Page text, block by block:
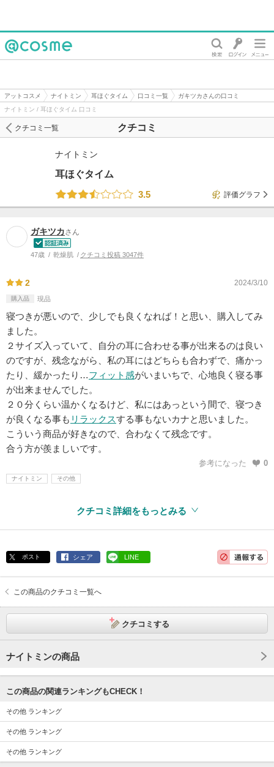
アットコスメ ナイトミン 耳ほぐタイム 口コミ一覧
ガキツカさんの口コミ
ナイトミン / 耳ほぐタイム 口コミ
クチコミ
クチコミ一覧
ナイトミン
耳ほぐタイム
3.5
評価グラフ
ガキツカさん
47歳 乾燥肌 クチコミ投稿 3047件
2 2024/3/10
購入品 現品
寝つきが悪いので、少しでも良くなれば！と思い、購入してみ
ました。
２サイズ入っていて、自分の耳に合わせる事が出来るのは良い
のですが、残念ながら、私の耳にはどちらも合わずで、痛かっ
たり、緩かったり…フィット感がいまいちで、心地良く寝る事
が出来ませんでした。
２０分くらい温かくなるけど、私にはあっという間で、寝つき
が良くなる事も リラックスする事もないカナと思いました。
こういう商品が好きなので、合わなくて残念です。
合う方が羨ましいです。
参考になった 0
ナイトミン その他
クチコミ詳細をもっとみる
ポスト シェア LINE
この商品のクチコミ一覧へ
クチコミする
ナイトミンの商品
この商品の関連ランキングもCHECK！
その他 ランキング
その他 ランキング
その他 ランキング